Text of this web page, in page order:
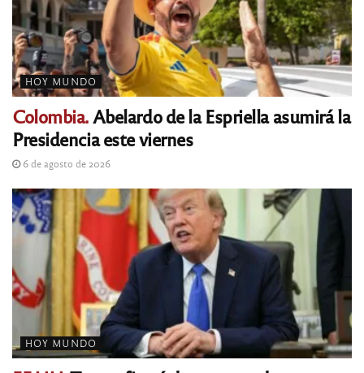
HOY MUNDO
Colombia.Abelardo de la Espriella asumirá la
Presidencia este viernes
6 de agosto de 2026
HOY MUNDO